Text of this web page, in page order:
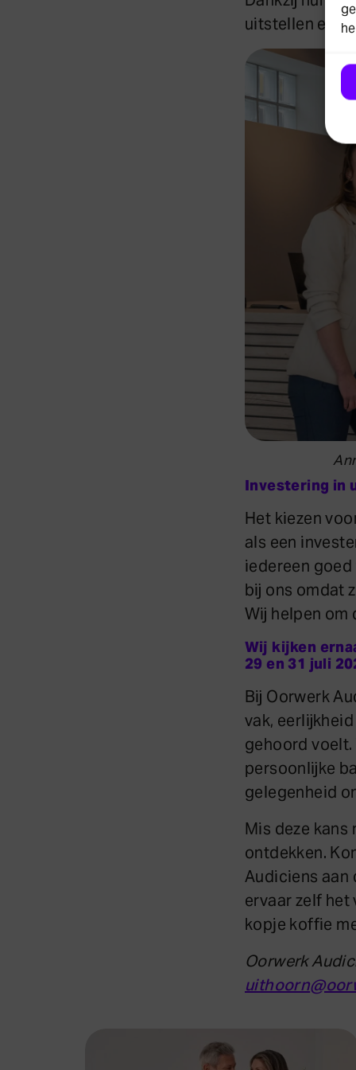
uitstellen en
Investering in
Het kiezen
als een
iedereen goed
bij ons omdat
Wij helpen om
Wij kijken
29 en 31 juli
Bij Oorwerk
vak,
gehoord voelt.
persoonlijke
gelegenheid
Mis deze
ontdekken.
Audiciens aan
ervaar zelf het
kopje koffie
Oorwerk
uithoorn